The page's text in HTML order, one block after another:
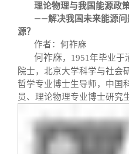
校友文苑
校友视界
终身学习
理论物理与我国能源政
——解决我国未来能源
源？
作者：何祚庥
何祚庥，1951年毕业于
院士，北京大学科学与社会
哲学专业博士生导师，中国
员、理论物理专业博士研究